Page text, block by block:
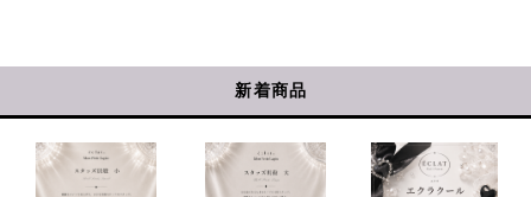
新着商品